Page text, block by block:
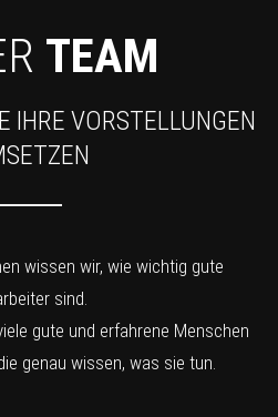
TEAM
IHRE VORSTELLUNGEN
wissen wir, wie wichtig gute
sind.
gute und erfahrene Menschen
genau wissen, was sie tun.